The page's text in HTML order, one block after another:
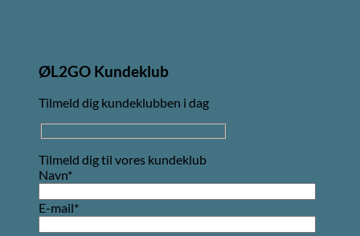
ØL2GO Kundeklub
Tilmeld dig kundeklubben i dag
Tilmeld dig til vores kundeklub
Navn*
E-mail*